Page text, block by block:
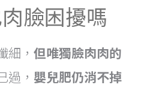
臉困擾嗎
細， 但唯獨臉肉肉的
過， 嬰兒肥仍消不掉